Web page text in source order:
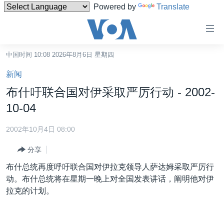
Powered by Translate
碍
链
接
转
内
转
到
导
中国
国际
最新国际新闻
印太
分类新闻
经济·金融·贸易
美中关系
中国时间 10:08 2026年8月6日 星期四
新闻
布什吁联合国对伊采取严厉行动 - 2002-
10-04
2002年10月4日 08:00
分享
布什总统再度呼吁联合国对伊拉克领导人萨达姆采取严厉行
动。布什总统将在星期一晚上对全国发表讲话，阐明他对伊
拉克的计划。